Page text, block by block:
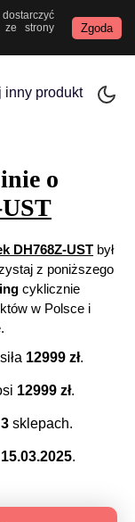
ze strony
Zgoda
inny produkt
o
DH768Z-UST był
z poniższego
cyklicznie
w Polsce i
12999 zł.
12999 zł.
3 sklepach.
15.03.2025.